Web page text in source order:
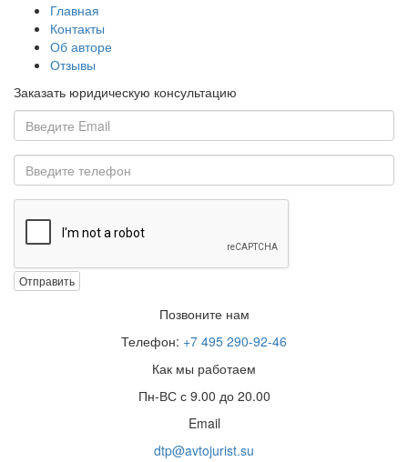
Главная
Контакты
Об авторе
Отзывы
Заказать юридическую консультацию
Отправить
Позвоните нам
Телефон: +7 495 290-92-46
Как мы работаем
Пн-ВС с 9.00 до 20.00
Email
dtp@avtojurist.su